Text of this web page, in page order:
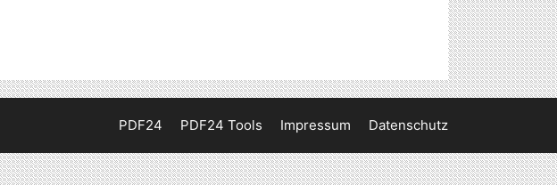
PDF24 PDF24 Tools Impressum Datenschutz